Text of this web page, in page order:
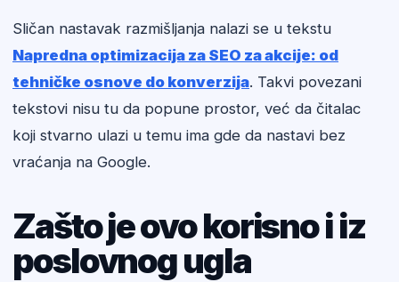
Sličan nastavak razmišljanja nalazi se u tekstu
Napredna optimizacija za SEO za akcije: od
tehničke osnove do konverzija. Takvi povezani
tekstovi nisu tu da popune prostor, već da čitalac
koji stvarno ulazi u temu ima gde da nastavi bez
vraćanja na Google.
Zašto je ovo korisno i iz
poslovnog ugla